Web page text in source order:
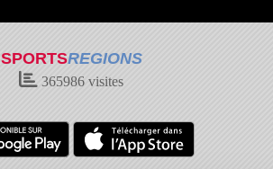
SPORTSREGIONS
365986 visites